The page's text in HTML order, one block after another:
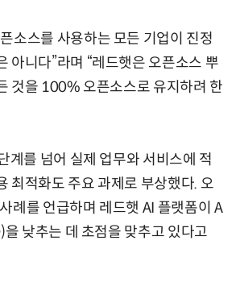
소스를 사용하는 모든 기업이 진정
아니다”라며 “레드햇은 오픈소스 뿌
것을 100% 오픈소스로 유지하려 한
계를 넘어 실제 업무와 서비스에 적
최적화도 주요 과제로 부상했다. 오
례를 언급하며 레드햇 AI 플랫폼이 A
낮추는 데 초점을 맞추고 있다고